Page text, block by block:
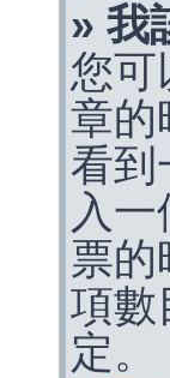
» 我
您可
章的
看到
入
票的
項數
定。